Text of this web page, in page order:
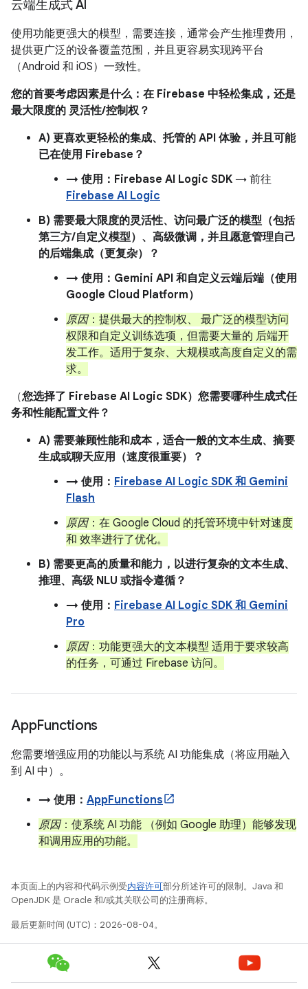
云端生成式 AI
使用功能更强大的模型，需要连接，通常会产生推理费用，
提供更广泛的设备覆盖范围，并且更容易实现跨平台
（Android 和 iOS）一致性。
您的首要考虑因素是什么：在 Firebase 中轻松集成，还是
最大限度的 灵活性/控制权？
A) 更喜欢更轻松的集成、托管的 API 体验，并且可能
已在使用 Firebase？
→ 使用：Firebase AI Logic SDK → 前往
Firebase AI Logic
B) 需要最大限度的灵活性、访问最广泛的模型（包括
第三方/自定义模型）、高级微调，并且愿意管理自己
的后端集成（更复杂）？
→ 使用：Gemini API 和自定义云端后端（使用
Google Cloud Platform）
原因：提供最大的控制权、 最广泛的模型访问
权限和自定义训练选项，但需要大量的 后端开
发工作。适用于复杂、大规模或高度自定义的需
求。
（您选择了 Firebase AI Logic SDK）您需要哪种生成式任
务和性能配置文件？
A) 需要兼顾性能和成本，适合一般的文本生成、摘要
生成或聊天应用（速度很重要）？
→ 使用： Firebase AI Logic SDK 和 Gemini
Flash
原因：在 Google Cloud 的托管环境中针对速度
和 效率进行了优化。
B) 需要更高的质量和能力，以进行复杂的文本生成、
推理、高级 NLU 或指令遵循？
→ 使用： Firebase AI Logic SDK 和 Gemini
Pro
原因：功能更强大的文本模型 适用于要求较高
的任务，可通过 Firebase 访问。
AppFunctions
您需要增强应用的功能以与系统 AI 功能集成（将应用融入
到 AI 中）。
→ 使用： AppFunctions
原因：使系统 AI 功能 （例如 Google 助理）能够发现
和调用应用的功能。
本页面上的内容和代码示例受内容许可部分所述许可的限制。Java 和
OpenJDK 是 Oracle 和/或其关联公司的注册商标。
最后更新时间 (UTC)：2026-08-04。